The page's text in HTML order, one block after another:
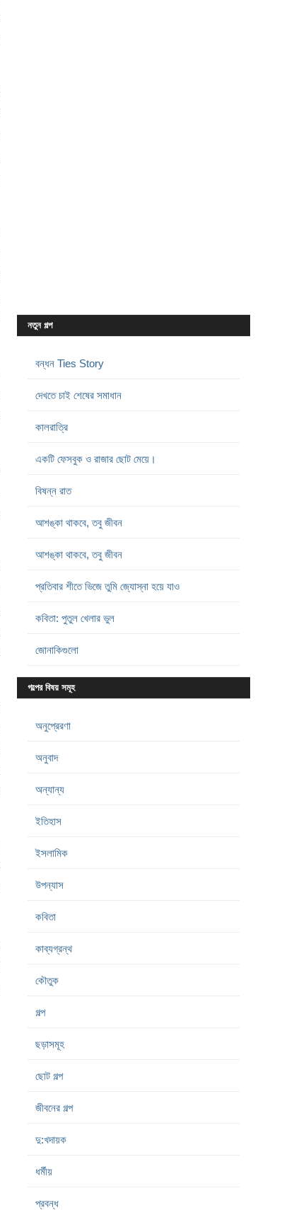
নতুন গল্প
বন্ধন Ties Story
দেখতে চাই শেষের সমাধান
কালরাত্রি
একটি ফেসবুক ও রাজার ছোট মেয়ে।
বিষন্ন রাত
আশঙ্কা থাকবে, তবু জীবন
আশঙ্কা থাকবে, তবু জীবন
প্রতিবার শীতে ভিজে তুমি জ্যোস্না হয়ে যাও
কবিতা: পুতুল খেলার ভুল
জোনাকিগুলো
গল্পের বিষয় সমূহ
অনুপ্রেরণা
অনুবাদ
অন্যান্য
ইতিহাস
ইসলামিক
উপন্যাস
কবিতা
কাব্যগ্রন্থ
কৌতুক
গল্প
ছড়াসমূহ
ছোট গল্প
জীবনের গল্প
দু:খদায়ক
ধর্মীয়
প্রবন্ধ